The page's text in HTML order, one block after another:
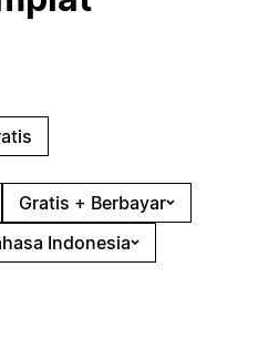
Gratis + Berbayar
Indonesia